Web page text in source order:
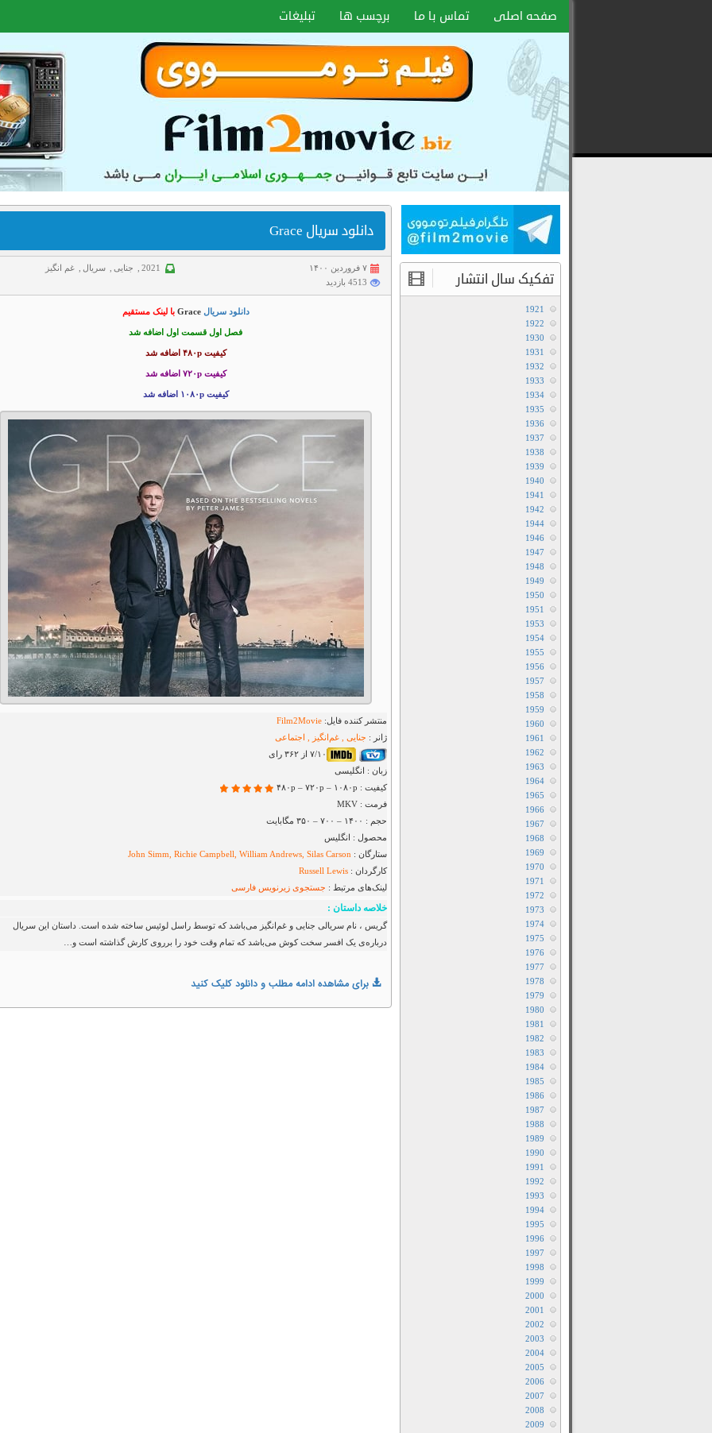
سریال
صفحه اصلی تماس با ما برچسب ها تبلیغات
دانلود سریال Grace
۷ فروردین ۱۴۰۰ 2021 جنایی سریال
غم انگیز
4513 بازدید
دانلود سریال Grace با لینک مستقیم
فصل اول قسمت اول اضافه شد
کیفیت ۴۸۰p اضافه شد
کیفیت ۷۲۰p اضافه شد
کیفیت ۱۰۸۰p اضافه شد
منتشر کننده فایل: Film2Movie
ژانر : جنایی , غم‌انگیز , اجتماعی
۷/۱۰ از ۳۶۲ رای
زبان : انگلیسی
کیفیت : ۴۸۰p – ۷۲۰p – ۱۰۸۰p
فرمت : MKV
حجم : ۱۴۰۰ – ۷۰۰ – ۳۵۰ مگابایت
محصول : انگلیس
ستارگان : John Simm, Richie Campbell, William Andrews, Silas Carson
کارگردان : Russell Lewis
لینک‌های مرتبط : جستجوی زیرنویس فارسی
خلاصه داستان :
گریس ، نام سریالی جنایی و غم‌انگیز می‌باشد که توسط راسل لوئیس ساخته شده است. داستان این سریال
درباره‌ی یک افسر سخت کوش می‌باشد که تمام وقت خود را برروی کارش گذاشته است و…
برای مشاهده ادامه مطلب و دانلود کلیک کنید
تفکیک سال انتشار
1921
1922
1930
1931
1932
1933
1934
1935
1936
1937
1938
1939
1940
1941
1942
1944
1946
1947
1948
1949
1950
1951
1953
1954
1955
1956
1957
1958
1959
1960
1961
1962
1963
1964
1965
1966
1967
1968
1969
1970
1971
1972
1973
1974
1975
1976
1977
1978
1979
1980
1981
1982
1983
1984
1985
1986
1987
1988
1989
1990
1991
1992
1993
1994
1995
1996
1997
1998
1999
2000
2001
2002
2003
2004
2005
2006
2007
2008
2009